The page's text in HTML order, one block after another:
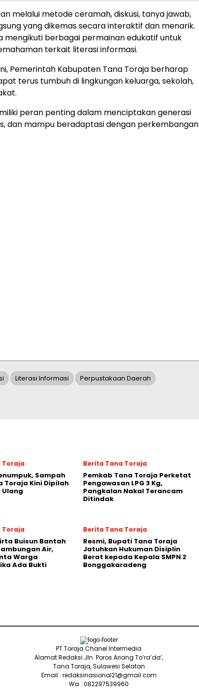
melalui metode ceramah, diskusi, tanya jawab,
yang dikemas secara interaktif dan menarik.
mengikuti berbagai permainan edukatif untuk
terkait literasi informasi.
Pemerintah Kabupaten Tana Toraja berharap
terus tumbuh di lingkungan keluarga, sekolah,
peran penting dalam menciptakan generasi
dan mampu beradaptasi dengan perkembangan
Literasi Informasi Perpustakaan Daerah
Toraja
Sampah
Toraja Kini Dipilah
Ulang
Berita Tana Toraja
Pemkab Tana Toraja Perketat
Pengawasan LPG 3 Kg,
Pangkalan Nakal Terancam
Ditindak
Toraja
Buisun Bantah
Air,
Warga
Ada Bukti
Berita Tana Toraja
Resmi, Bupati Tana Toraja
Jatuhkan Hukuman Disiplin
Berat kepada Kepala SMPN 2
Bonggakaradeng
PT Toraja Chanel Intermedia
Alamat Redaksi Jln. Poros Ariang To’ra’da’,
Tana Toraja, Sulawesi Selatan
Email : redaksinasional21@gmail.com
Wa : 082297539960